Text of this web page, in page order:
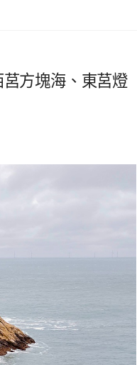
方塊海、東莒燈